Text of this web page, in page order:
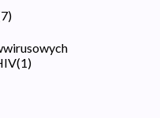
7)
(1)